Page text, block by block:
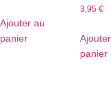
Ajouter au
panier
3,95 €
panier